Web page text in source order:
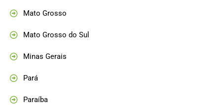
Mato Grosso
Mato Grosso do Sul
Minas Gerais
Pará
Paraíba